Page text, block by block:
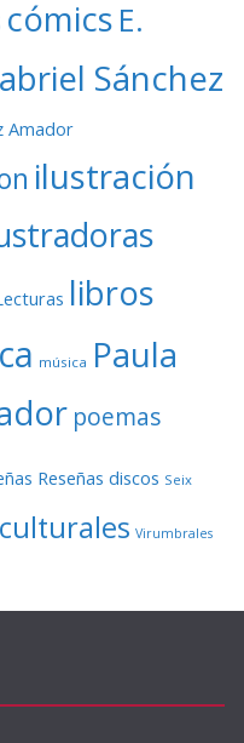
cómics E.
Sánchez
Amador
ilustración
libros
música Paula
poemas
Reseñas discos Seix
Virumbrales